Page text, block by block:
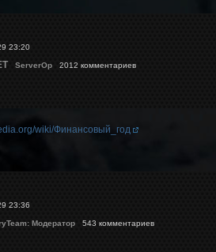
23:20
ServerOp2012 комментариев
wiki/Финансовый_год
23:36
Модератор543 комментариев